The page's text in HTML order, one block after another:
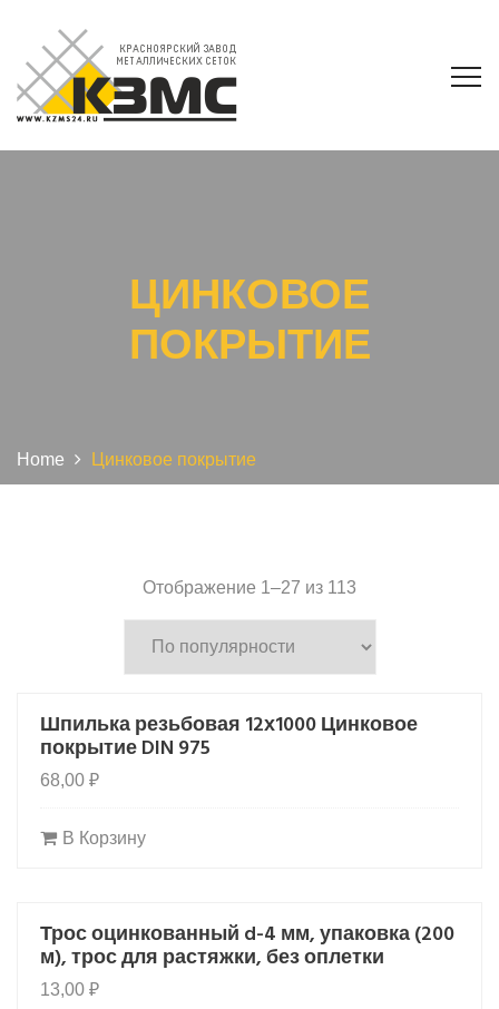
ЦИНКОВОЕ
ПОКРЫТИЕ
Home Цинковое покрытие
Отображение 1–27 из 113
популярности
Шпилька резьбовая 12х1000 Цинковое
покрытие DIN 975
68,00 ₽
В Корзину
HOT
Трос оцинкованный d-4 мм, упаковка (200
м), трос для растяжки, без оплетки
13,00 ₽